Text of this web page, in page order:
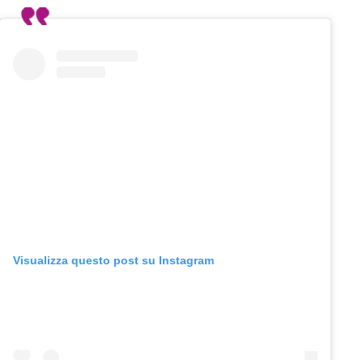
Visualizza questo post su Instagram